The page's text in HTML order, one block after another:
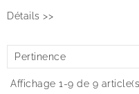
Détails >>
Pertinence
Affichage 1-9 de 9